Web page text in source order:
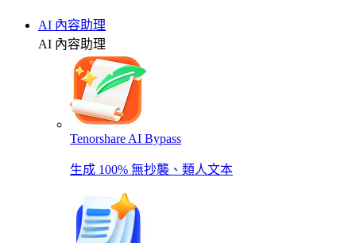
AI 內容助理
AI 內容助理
Tenorshare AI Bypass
生成 100% 無抄襲、類人文本